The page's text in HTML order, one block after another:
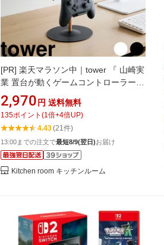
[PR] 楽天マラソン中｜tower 『 山崎実
業 置台が動くゲームコントローラー収
納ラック タワー 』 コントローラー ゲ
ームパッド ヘッドセット 収納 ホルダ
ー スタンド PS5 PS4 switch プロコン
ジョイコン 公式 白 黒 ホワイト ブラッ
ク 1699 1700 YAMAZAKI プレゼント
ギフト
2,970 円 送料無料
135ポイント (1倍+4倍UP)
4.43(21件)
13:00までの注文で最短8/9(翌日)お届け
Kitchen room キッチンルーム